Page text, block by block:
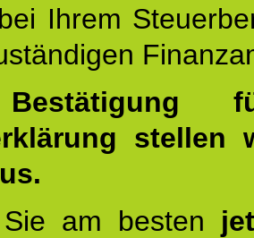
bei Ihrem
stellen
am besten